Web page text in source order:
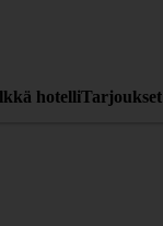
hotelliTarjoukset